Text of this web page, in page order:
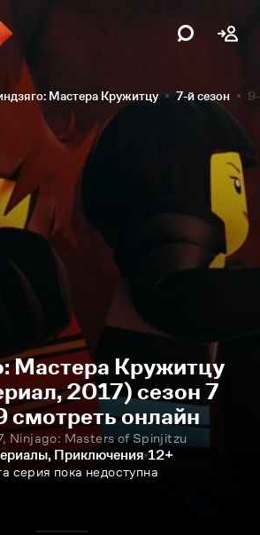
Мастера Кружитцу 7-й сезон
Мастера Кружитцу
2017) сезон 7
смотреть онлайн
Ninjago: Masters of Spinjitzu
Приключения 12+
серия пока недоступна